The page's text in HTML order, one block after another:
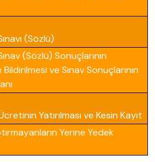
(Sözlü)
(Sözlü) Sonuçlarının
ve Sınav Sonuçlarının
Yatırılması ve Kesin Kayıt
Yerine Yedek